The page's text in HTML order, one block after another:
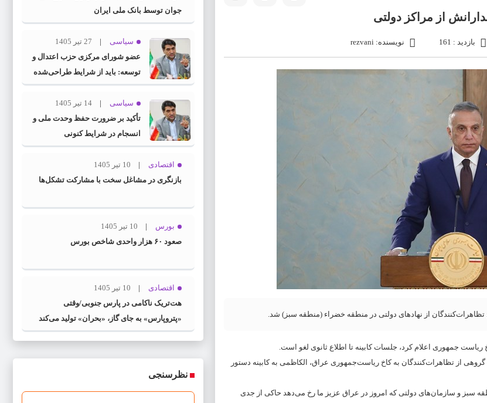
از مراکز دولتی
بازدید : 161 نویسنده: rezvani
از نهادهای دولتی در منطقه خضراء (منطقه سبز) شد.
از تظاهرات‌کنندگان به کاخ ریاست‌جمهوری عراق، الکاظمی به کابینه دستور
سبز و سازمان‌های دولتی که امروز در عراق عزیز ما رخ می‌دهد حاکی از جدی
جوان توسط بانک ملی ایران
سیاسی
27 تیر 1405
عضو شورای مرکزی حزب اعتدال و
توسعه: باید از شرایط طراحی‌شده
توسط دشمنان عبور کنیم
سیاسی
14 تیر 1405
تأکید بر ضرورت حفظ وحدت ملی و
انسجام در شرایط کنونی
اقتصادی
10 تیر 1405
بازنگری در مشاغل سخت با مشارکت تشکل‌ها
بورس
10 تیر 1405
صعود ۶۰ هزار واحدی شاخص بورس
اقتصادی
10 تیر 1405
هت‌تریک ناکامی در پارس جنوبی/وقتی
«پتروپارس» به جای گاز، «بحران» تولید می‌کند
نظرسنجی